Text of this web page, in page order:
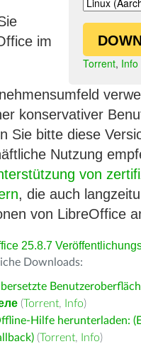
Torrent, Info
im
konservativer
Sie bitte diese
Nutzung
von
, die auch
von LibreOffice
25.8.7
Downloads:
(Torrent, Info)
Hilfe herunterladen:
(Torrent, Info)